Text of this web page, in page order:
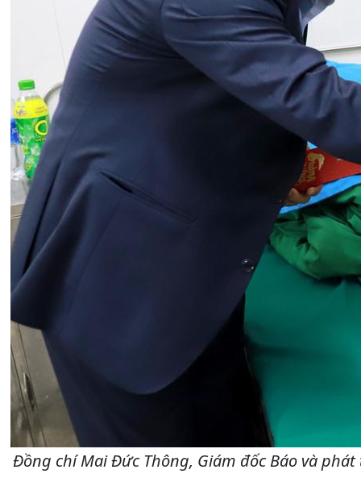
Đồng chí Mai Đức Thông, Giám đốc Báo và